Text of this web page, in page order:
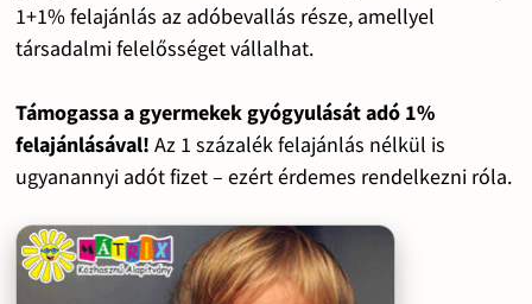
1+1% felajánlás az adóbevallás része, amellyel
társadalmi felelősséget vállalhat.
Támogassa a gyermekek gyógyulását adó 1%
felajánlásával! Az 1 százalék felajánlás nélkül is
ugyanannyi adót fizet – ezért érdemes rendelkezni róla.